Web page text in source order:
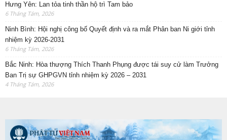
Hưng Yên: Lan tỏa tinh thần hộ trì Tam bảo
6 Tháng Tám, 2026
Ninh Bình: Hội nghị công bố Quyết định và ra mắt Phân ban Ni giới tỉnh
nhiệm kỳ 2026-2031
6 Tháng Tám, 2026
Bắc Ninh: Hòa thượng Thích Thanh Phụng được tái suy cử làm Trưởng
Ban Trị sự GHPGVN tỉnh nhiệm kỳ 2026 – 2031
4 Tháng Tám, 2026